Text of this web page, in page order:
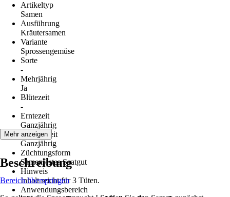
Artikeltyp
Samen
Ausführung
Kräutersamen
Variante
Sprossengemüse
Sorte
-
Mehrjährig
Ja
Blütezeit
-
Erntezeit
Ganzjährig
Aussaatzeit
Ganzjährig
Züchtungsform
Samenfestes Saatgut
Hinweis
Inhalt reicht für 3 Tüten.
Anwendungsbereich
Mehr anzeigen
Beschreibung
Bereich überspringen